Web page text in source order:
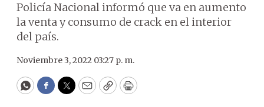
Policía Nacional informó que va en aumento
la venta y consumo de crack en el interior
del país.
Noviembre 3, 2022 03:27 p. m.
WhatsApp
Facebook
Twitter
EmailCopyPrint